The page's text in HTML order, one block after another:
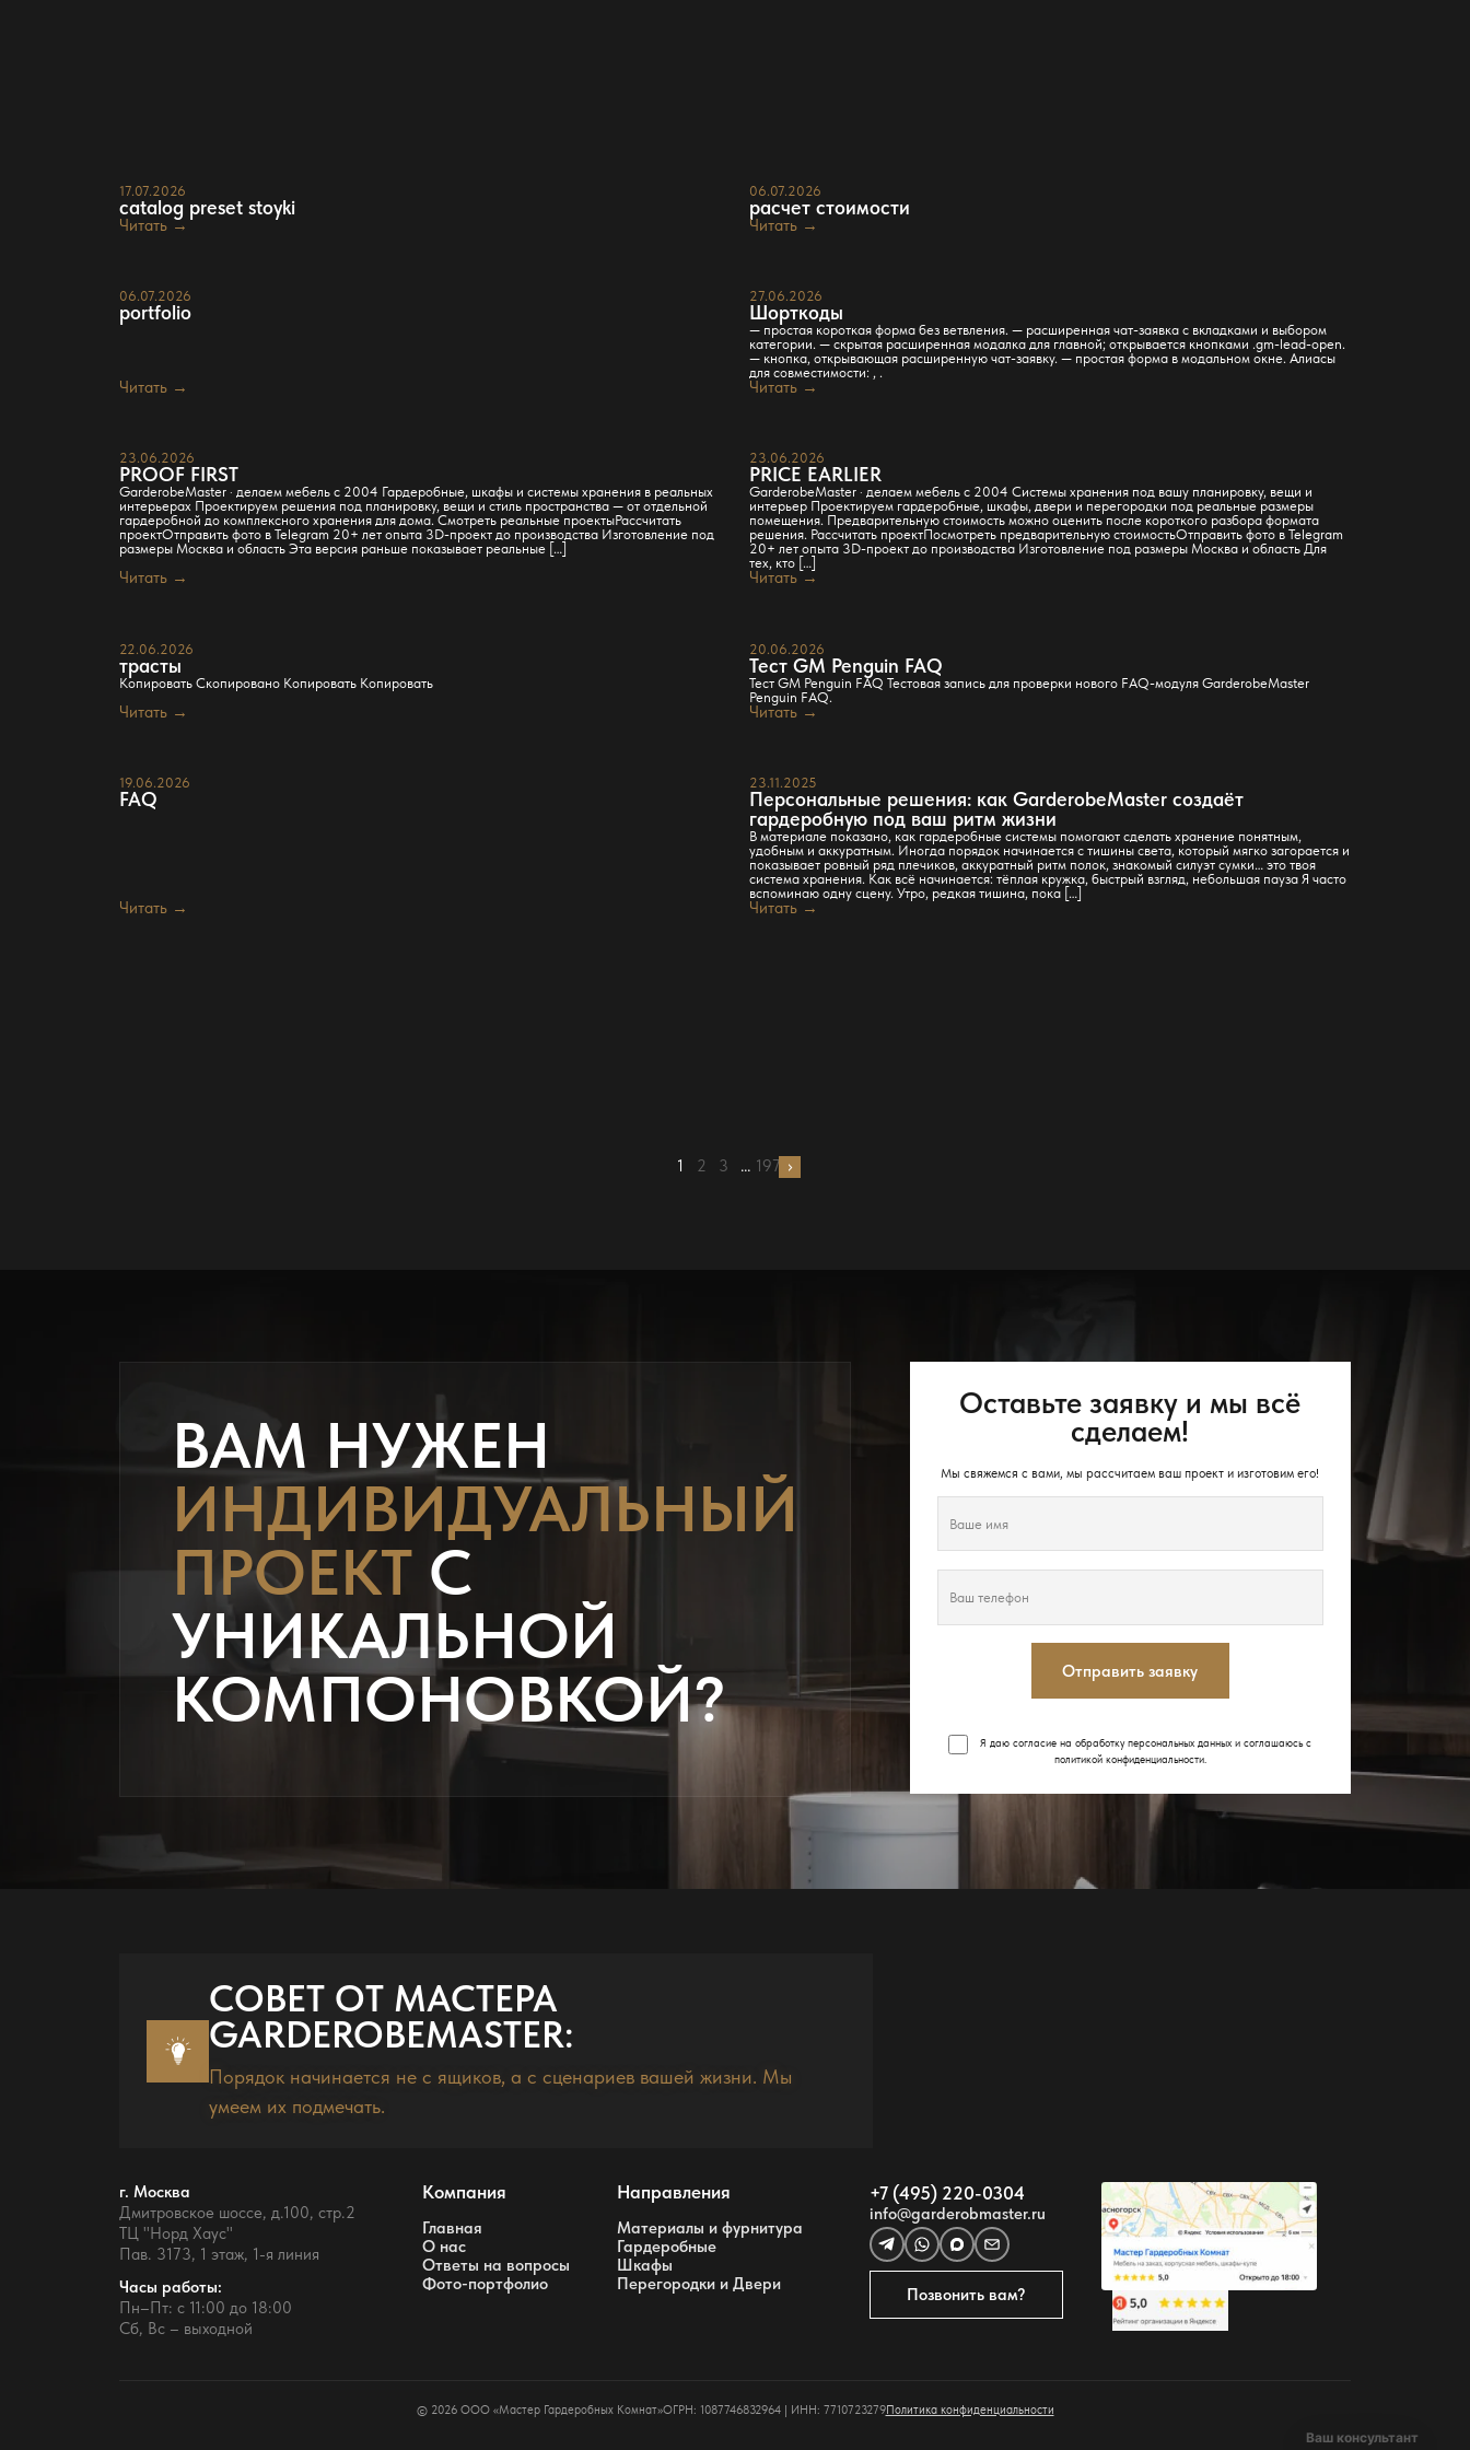
17.07.2026
catalog preset stoyki
Читать →
06.07.2026
расчет стоимости
Читать →
06.07.2026
portfolio
Читать →
27.06.2026
Шорткоды
— простая короткая форма без ветвления. — расширенная чат-заявка с вкладками и выбором
категории. — скрытая расширенная модалка для главной; открывается кнопками .gm-lead-open.
— кнопка, открывающая расширенную чат-заявку. — простая форма в модальном окне. Алиасы
для совместимости: , .
Читать →
23.06.2026
PROOF FIRST
GarderobeMaster · делаем мебель с 2004 Гардеробные, шкафы и системы хранения в реальных
интерьерах Проектируем решения под планировку, вещи и стиль пространства — от отдельной
гардеробной до комплексного хранения для дома. Смотреть реальные проектыРассчитать
проектОтправить фото в Telegram 20+ лет опыта 3D-проект до производства Изготовление под
размеры Москва и область Эта версия раньше показывает реальные […]
Читать →
23.06.2026
PRICE EARLIER
GarderobeMaster · делаем мебель с 2004 Системы хранения под вашу планировку, вещи и
интерьер Проектируем гардеробные, шкафы, двери и перегородки под реальные размеры
помещения. Предварительную стоимость можно оценить после короткого разбора формата
решения. Рассчитать проектПосмотреть предварительную стоимостьОтправить фото в Telegram
20+ лет опыта 3D-проект до производства Изготовление под размеры Москва и область Для
тех, кто […]
Читать →
22.06.2026
трасты
Копировать Скопировано Копировать Копировать
Читать →
20.06.2026
Тест GM Penguin FAQ
Тест GM Penguin FAQ Тестовая запись для проверки нового FAQ-модуля GarderobeMaster
Penguin FAQ.
Читать →
19.06.2026
FAQ
Читать →
23.11.2025
Персональные решения: как GarderobeMaster создаёт
гардеробную под ваш ритм жизни
В материале показано, как гардеробные системы помогают сделать хранение понятным,
удобным и аккуратным. Иногда порядок начинается с тишины света, который мягко загорается и
показывает ровный ряд плечиков, аккуратный ритм полок, знакомый силуэт сумки… это твоя
система хранения. Как всё начинается: тёплая кружка, быстрый взгляд, небольшая пауза Я часто
вспоминаю одну сцену. Утро, редкая тишина, пока […]
Читать →
1 2 3 … 197
ВАМ НУЖЕН
ИНДИВИДУАЛЬНЫЙ
ПРОЕКТ С
УНИКАЛЬНОЙ
КОМПОНОВКОЙ?
Оставьте заявку и мы всё
сделаем!
Мы свяжемся с вами, мы рассчитаем ваш проект и изготовим его!
Отправить заявку
Я даю согласие на обработку персональных данных и соглашаюсь с
политикой конфиденциальности.
СОВЕТ ОТ МАСТЕРА
GARDEROBEMASTER:
Порядок начинается не с ящиков, а с сценариев вашей жизни. Мы
умеем их подмечать.
г. Москва
Дмитровское шоссе, д.100, стр.2
ТЦ "Норд Хаус"
Пав. 3173, 1 этаж, 1-я линия
Часы работы:
Пн–Пт: с 11:00 до 18:00
Сб, Вс – выходной
Компания
Главная
О нас
Ответы на вопросы
Фото-портфолио
Направления
Материалы и фурнитура
Гардеробные
Шкафы
Перегородки и Двери
+7 (495) 220-0304
info@garderobmaster.ru
Позвонить вам?
© 2026 ООО «Мастер Гардеробных Комнат»ОГРН: 1087746832964 | ИНН: 7710723279Политика конфиденциальности
Ваш консультант